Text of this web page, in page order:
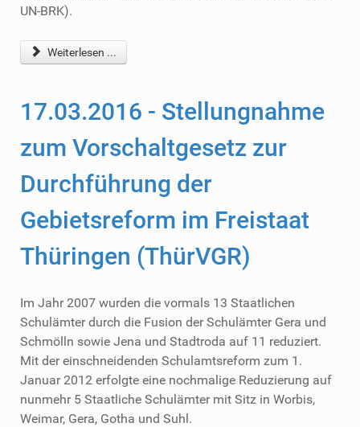
UN-BRK).
Weiterlesen ...
17.03.2016 - Stellungnahme
zum Vorschaltgesetz zur
Durchführung der
Gebietsreform im Freistaat
Thüringen (ThürVGR)
Im Jahr 2007 wurden die vormals 13 Staatlichen
Schulämter durch die Fusion der Schulämter Gera und
Schmölln sowie Jena und Stadtroda auf 11 reduziert.
Mit der einschneidenden Schulamtsreform zum 1.
Januar 2012 erfolgte eine nochmalige Reduzierung auf
nunmehr 5 Staatliche Schulämter mit Sitz in Worbis,
Weimar, Gera, Gotha und Suhl.